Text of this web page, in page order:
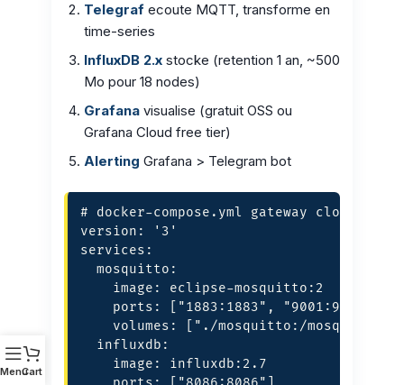
Telegraf ecoute MQTT, transforme en
time-series
InfluxDB 2.x stocke (retention 1 an, ~500
Mo pour 18 nodes)
Grafana visualise (gratuit OSS ou
Grafana Cloud free tier)
Alerting Grafana > Telegram bot
# docker-compose.yml gateway cloud
version: '3'
services:
  mosquitto:
    image: eclipse-mosquitto:2
    ports: ["1883:1883", "9001:9001"]
volumes: ["./mosquitto:/mosquitto/
  influxdb:
    image: influxdb:2.7
MenuCart